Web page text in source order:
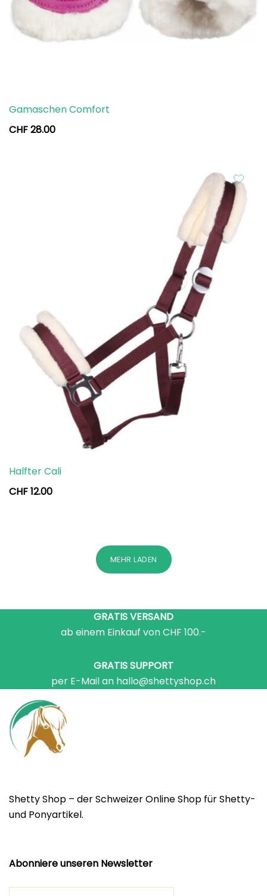
Gamaschen Comfort
CHF28.00
Halfter Cali
CHF12.00
MEHR LADEN
GRATIS VERSAND
ab einem Einkauf von CHF 100.-
GRATIS SUPPORT
per E-Mail an hallo@shettyshop.ch
Shetty Shop – der Schweizer Online Shop für Shetty-
und Ponyartikel.
Abonniere unseren Newsletter